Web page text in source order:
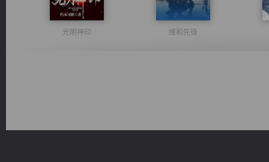
光明神印 维和先锋